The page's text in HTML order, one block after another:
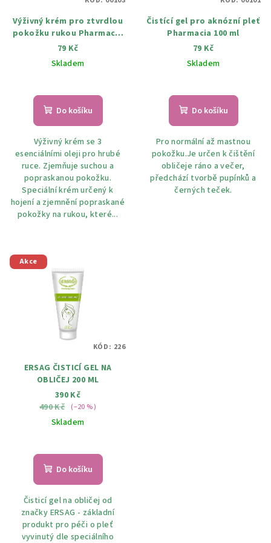
Výživný krém pro ztvrdlou
pokožku rukou Pharmacia
75 ml
79 Kč
Skladem
Do košíku
Výživný krém se 3
esenciálními oleji pro hrubé
ruce. Zjemňuje suchou a
popraskanou pokožku.
Speciální krém určený k
hojení a zjemnění popraskané
pokožky na rukou, které...
Čistící gel pro aknózní pleť
Pharmacia 100 ml
79 Kč
Skladem
Do košíku
Pro normální až mastnou
pokožku.Je určen k čištění
obličeje ráno a večer,
předchází tvorbě pupínků a
černých teček.
Akce
ERSAG ČISTICÍ GEL NA
OBLIČEJ 200 ML
390 Kč
490 Kč (–20 %)
Skladem
hodnocení
produktu
z
5
hvězdiček.
Do košíku
Čisticí gel na obličej od
značky ERSAG - základní
produkt pro péči o pleť
vyvinutý dle speciálního
KÓD: 226